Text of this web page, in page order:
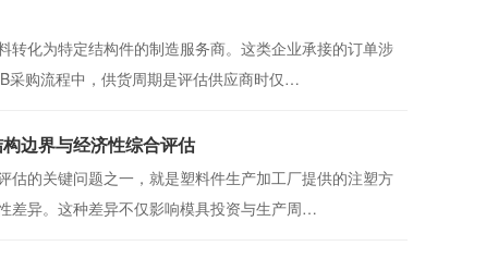
化为特定结构件的制造服务商。这类企业承接的订单涉
采购流程中，供货周期是评估供应商时仅…
边界与经济性综合评估
的关键问题之一，就是塑料件生产加工厂提供的注塑方
差异。这种差异不仅影响模具投资与生产周…